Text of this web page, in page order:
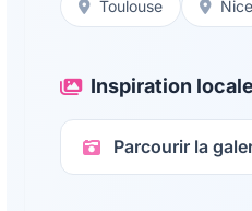
Toulouse Nice
Inspiration locale
Parcourir la